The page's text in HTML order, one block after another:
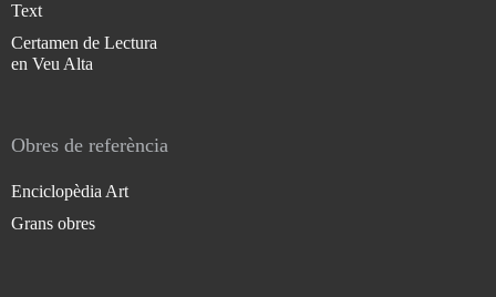
Text
Certamen de Lectura
en Veu Alta
Obres de referència
Enciclopèdia Art
Grans obres